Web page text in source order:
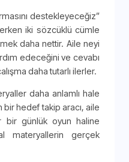
destekleyeceğiz”
iki sözcüklü cümle
daha nettir. Aile neyi
edeceğini ve cevabı
daha tutarlı ilerler.
daha anlamlı hale
bir hedef takip aracı, aile
bir günlük oyun haline
materyallerin gerçek